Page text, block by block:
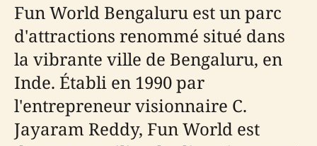
Fun World Bengaluru est un parc
d'attractions renommé situé dans
la vibrante ville de Bengaluru, en
Inde. Établi en 1990 par
l'entrepreneur visionnaire C.
Jayaram Reddy, Fun World est